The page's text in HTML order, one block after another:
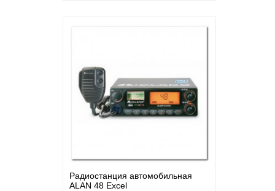
Радиостанция автомобильная
ALAN 48 Excel